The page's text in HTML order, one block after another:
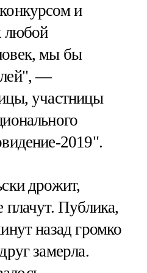
и
любой
мы бы
—
участницы
2019".
дрожит,
плачут. Публика,
назад громко
замерла.